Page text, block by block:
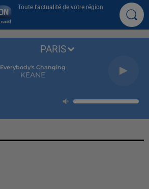
Toute l'actualité de votre région
Everybody's Changing
KEANE
PARIS